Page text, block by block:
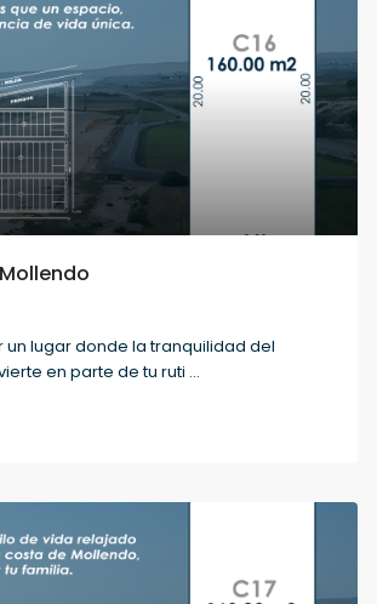
un lugar donde la tranquilidad del
en parte de tu ruti ...